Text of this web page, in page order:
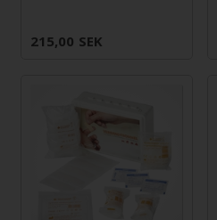
215,00 SEK